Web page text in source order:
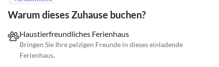
Warum dieses Zuhause buchen?
Haustierfreundliches Ferienhaus
Bringen Sie Ihre pelzigen Freunde in dieses einladende
Ferienhaus.